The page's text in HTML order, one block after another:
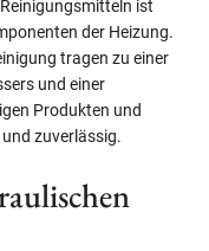
ist
der Heizung.
tragen zu einer
und einer
Produkten und
zuverlässig.